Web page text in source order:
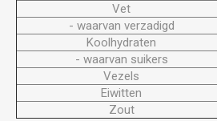
Vet
- waarvan verzadigd
Koolhydraten
- waarvan suikers
Vezels
Eiwitten
Zout